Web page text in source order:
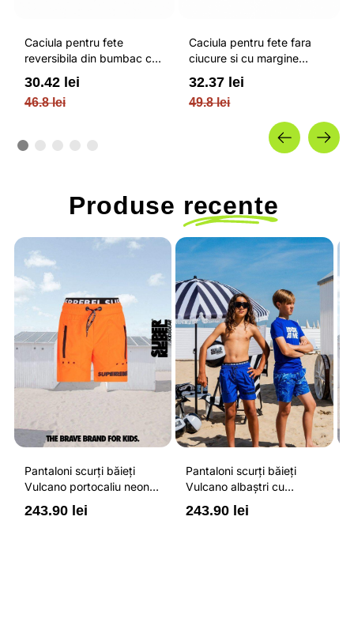
Caciula pentru fete
reversibila din bumbac cu
strat dublu roz / 4F
JUNIOR
46.8 lei
30.42 lei
Caciula pentru fete fara
ciucure si cu margine
intoarsa violet / 4F
JUNIOR
49.8 lei
32.37 lei
Produse recente
Pantaloni scurți băieți
Vulcano portocaliu neon
cu buzunare cu fermoar,
impermeabili și talie
243.90 lei
Pantaloni scurți băieți
Vulcano albaștri cu
buzunare cu fermoar,
impermeabili și talie
243.90 lei